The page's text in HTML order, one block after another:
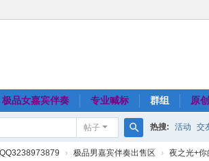
极品女嘉宾伴奏 专业喊标 群组 原
帖子
搜
热搜: 活动 交
› 极品男嘉宾伴奏出售区 › 夜之光+